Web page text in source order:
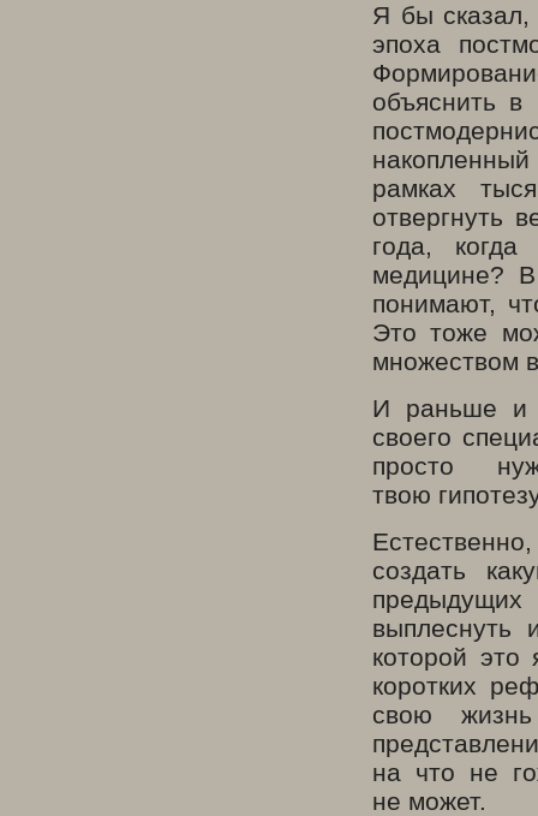
Я бы сказал,
эпоха
объяснить
рамках
отвергнуть
года,
медицине?
понимают,
Это тоже
множеством
И раньше и
своего
просто
твою
создать
выплеснуть
которой это
коротких
свою
на что не
не может.